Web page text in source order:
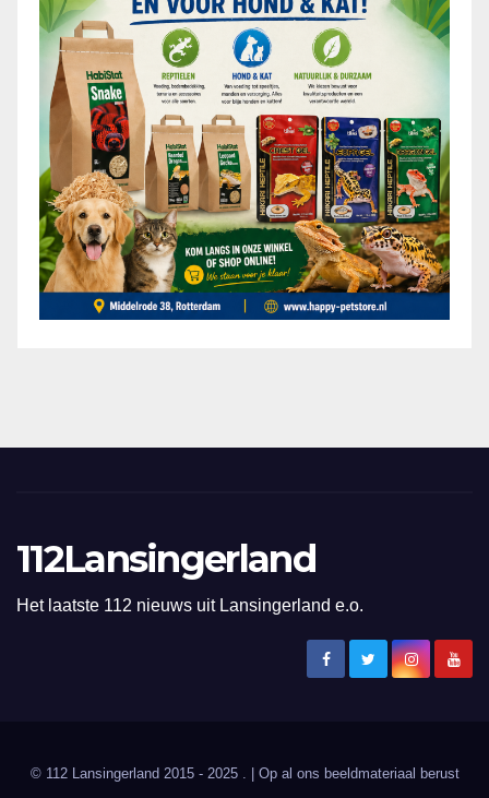
112Lansingerland
Het laatste 112 nieuws uit Lansingerland e.o.
© 112 Lansingerland 2015 - 2025 . | Op al ons beeldmateriaal berust